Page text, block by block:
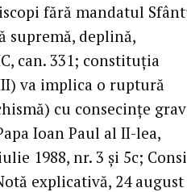
fără mandatul
supremă, deplină,
can. 331; constituția
va implica o ruptură
cu consecințe
Ioan Paul al II-lea,
1988, nr. 3 și 5c;
explicativă, 24 august